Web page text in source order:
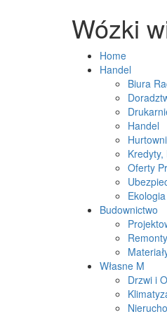
Wózki
Home
Handel
Biura
Handel
Kredyty,
Oferty
Ekologia
Budownictwo
Własne M
Drzwi i